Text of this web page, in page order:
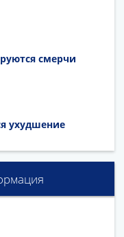
смерчи
ухудшение